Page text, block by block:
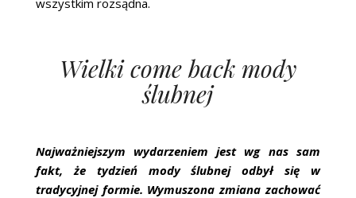
Wielki come back mody
ślubnej
Najważniejszym wydarzeniem jest wg nas sam
fakt, że tydzień mody ślubnej odbył się w
tradycyjnej formie. Wymuszona zmiana zachować